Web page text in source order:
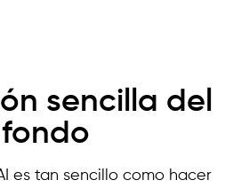
sencilla del
es tan sencillo como hacer